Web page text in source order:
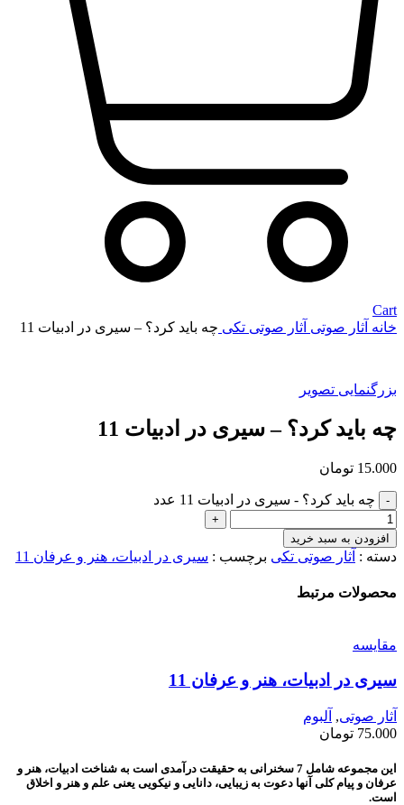
Cart
خانه آثار صوتی آثار صوتی تکی چه باید کرد؟ – سیری در ادبیات 11
بزرگنمایی تصویر
چه باید کرد؟ – سیری در ادبیات 11
15.000 تومان
چه باید کرد؟ - سیری در ادبیات 11 عدد
افزودن به سبد خرید
دسته : آثار صوتی تکی برچسب‌ :‌ سیری در ادبیات، هنر و عرفان 11
محصولات مرتبط
مقایسه
سیری در ادبیات، هنر و عرفان 11
آثار صوتی, آلبوم
75.000 تومان
این مجموعه شامل 7 سخنرانی‌ به حقیقت درآمدی است به شناخت ادبیات، هنر و
عرفان و پیام کلی آنها دعوت به زیبایی، دانایی و نیکویی یعنی علم و هنر و اخلاق
است.